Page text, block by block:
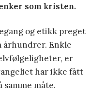
som kristen.
og etikk preget
århundrer. Enkle
er
har ikke fått
måte.